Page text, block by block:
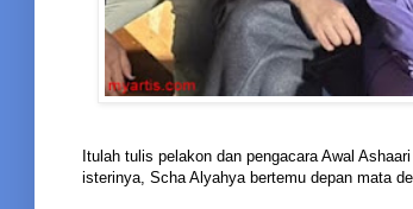
Itulah tulis pelakon dan pengacara Awal
isterinya, Scha Alyahya bertemu depan mata